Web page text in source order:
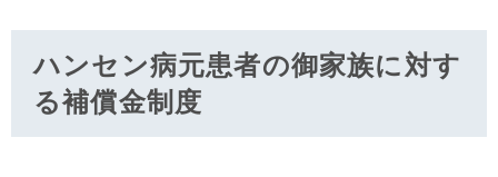
ハンセン病元患者の御家族に対す
る補償金制度